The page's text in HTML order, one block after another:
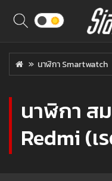
นาฬิกา Smartwatch
นาฬิกา ส
Redmi (เ